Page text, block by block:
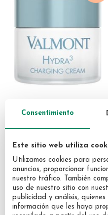
VALMONT
Hydra 3 Charging Cream
221,16 €
Consentimiento
Este sitio web utiliza
Utilizamos cookies para
anuncios, proporcionar
nuestro tráfico. También
uso de nuestro sitio con
publicidad y análisis,
información que les haya